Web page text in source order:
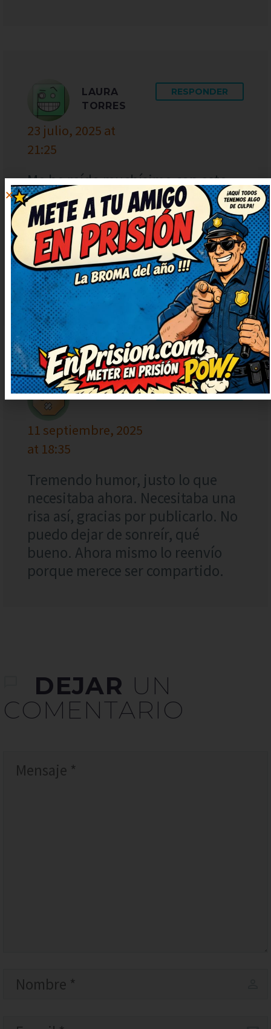
LAURA
TORRES
23 julio, 2025 at
21:25
RESPONDER
Me he reído muchísimo con este
chiste, de verdad. Seguid
publicando más, que alegran un
montón. No puedo dejar de
sonreír, qué bueno. Ahora mismo
lo reenvío porque merece ser
compartido.
LUIS
11 septiembre, 2025
at 18:35
RESPONDER
Tremendo humor, justo lo que
necesitaba ahora. Necesitaba una
risa así, gracias por publicarlo. No
puedo dejar de sonreír, qué
bueno. Ahora mismo lo reenvío
porque merece ser compartido.
DEJAR UN
COMENTARIO